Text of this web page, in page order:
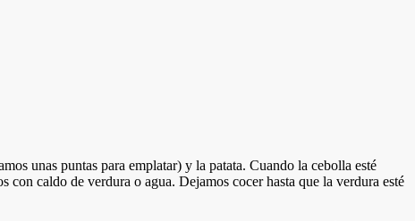
unas puntas para emplatar) y la patata. Cuando la cebolla esté
caldo de verdura o agua. Dejamos cocer hasta que la verdura esté